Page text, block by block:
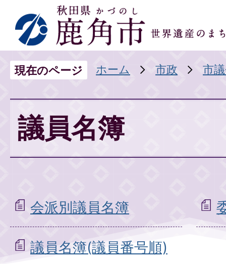
現在のページ ホーム 市政 市
議員名簿
会派別議員名簿
議員名簿(議員番号順)